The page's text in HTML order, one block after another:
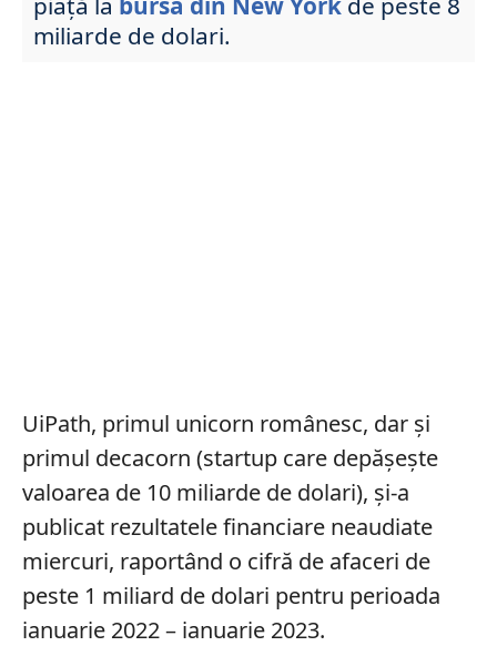
miliarde de dolari.
UiPath, primul unicorn românesc, dar și
primul decacorn (startup care depășește
valoarea de 10 miliarde de dolari), și-a
publicat rezultatele financiare neaudiate
miercuri, raportând o cifră de afaceri de
peste 1 miliard de dolari pentru perioada
ianuarie 2022 – ianuarie 2023.